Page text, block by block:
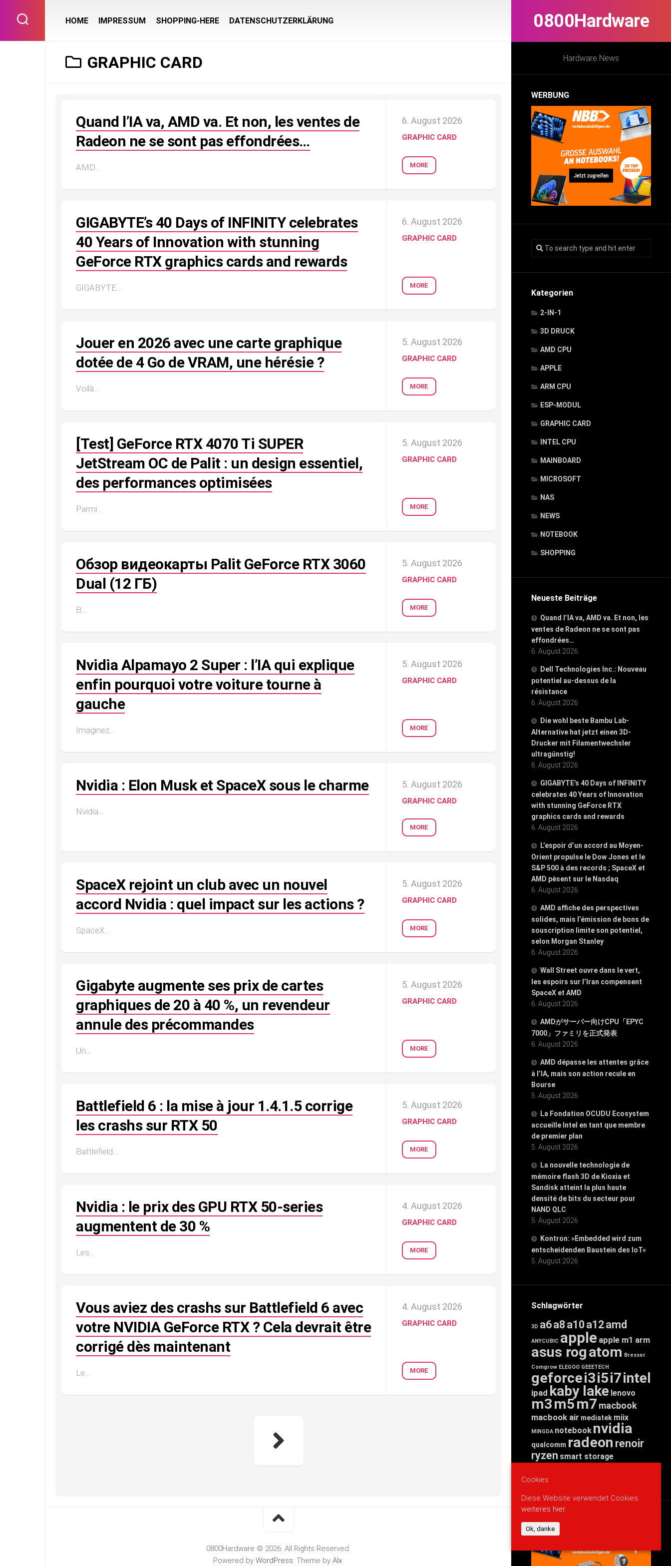
content
0800Hardware
Hardware News
WERBUNG
Kategorien
2-IN-1
3D DRUCK
AMD CPU
APPLE
ARM CPU
ESP-MODUL
GRAPHIC CARD
INTEL CPU
MAINBOARD
MICROSOFT
NAS
NEWS
NOTEBOOK
SHOPPING
Neueste Beiträge
Quand l’IA va, AMD va. Et non, les
ventes de Radeon ne se sont pas
effondrées…
6. August 2026
Dell Technologies Inc.: Nouveau
potentiel au-dessus de la
résistance
6. August 2026
Die wohl beste Bambu Lab-
Alternative hat jetzt einen 3D-
Drucker mit Filamentwechsler
ultragünstig!
6. August 2026
GIGABYTE’s 40 Days of INFINITY
celebrates 40 Years of Innovation
with stunning GeForce RTX
graphics cards and rewards
6. August 2026
L’espoir d’un accord au Moyen-
Orient propulse le Dow Jones et le
S&P 500 à des records ; SpaceX et
AMD pèsent sur le Nasdaq
6. August 2026
AMD affiche des perspectives
solides, mais l’émission de bons de
souscription limite son potentiel,
selon Morgan Stanley
6. August 2026
Wall Street ouvre dans le vert,
les espoirs sur l’Iran compensent
SpaceX et AMD
6. August 2026
AMDがサーバー向けCPU「EPYC
7000」ファミリを正式発表
6. August 2026
AMD dépasse les attentes grâce
à l’IA, mais son action recule en
Bourse
5. August 2026
La Fondation OCUDU Ecosystem
accueille Intel en tant que membre
de premier plan
5. August 2026
La nouvelle technologie de
mémoire flash 3D de Kioxia et
Sandisk atteint la plus haute
densité de bits du secteur pour
NAND QLC
5. August 2026
Kontron: »Embedded wird zum
entscheidenden Baustein des IoT«
5. August 2026
Schlagwörter
3D a6a8 a10 a12amd
ANYCUBIC apple apple m1 arm
asus rogatom Bresser
Comgrow ELEGOO GEEETECH
geforcei3i5i7intel
ipad kaby lake lenovo
m3m5m7 macbook
macbook air mediatek miix
MINGDA notebook nvidia
qualcomm radeon renoir
ryzen smart storage
threadripper
WERBUNG
HOME IMPRESSUM SHOPPING-HERE DATENSCHUTZERKLÄRUNG
GRAPHIC CARD
Quand l’IA va, AMD va. Et non, les ventes de
Radeon ne se sont pas effondrées…
AMD...
6. August 2026
GRAPHIC CARD
MORE
GIGABYTE’s 40 Days of INFINITY celebrates
40 Years of Innovation with stunning
GeForce RTX graphics cards and rewards
GIGABYTE...
6. August 2026
GRAPHIC CARD
MORE
Jouer en 2026 avec une carte graphique
dotée de 4 Go de VRAM, une hérésie ?
Voilà...
5. August 2026
GRAPHIC CARD
MORE
[Test] GeForce RTX 4070 Ti SUPER
JetStream OC de Palit : un design essentiel,
des performances optimisées
Parmi...
5. August 2026
GRAPHIC CARD
MORE
Обзор видеокарты Palit GeForce RTX 3060
Dual (12 ГБ)
В...
5. August 2026
GRAPHIC CARD
MORE
Nvidia Alpamayo 2 Super : l’IA qui explique
enfin pourquoi votre voiture tourne à
gauche
Imaginez...
5. August 2026
GRAPHIC CARD
MORE
Nvidia : Elon Musk et SpaceX sous le charme
Nvidia...
5. August 2026
GRAPHIC CARD
MORE
SpaceX rejoint un club avec un nouvel
accord Nvidia : quel impact sur les actions ?
SpaceX...
5. August 2026
GRAPHIC CARD
MORE
Gigabyte augmente ses prix de cartes
graphiques de 20 à 40 %, un revendeur
annule des précommandes
Un...
5. August 2026
GRAPHIC CARD
MORE
Battlefield 6 : la mise à jour 1.4.1.5 corrige
les crashs sur RTX 50
Battlefield...
5. August 2026
GRAPHIC CARD
MORE
Nvidia : le prix des GPU RTX 50-series
augmentent de 30 %
Les...
4. August 2026
GRAPHIC CARD
MORE
Vous aviez des crashs sur Battlefield 6 avec
votre NVIDIA GeForce RTX ? Cela devrait être
corrigé dès maintenant
Le...
4. August 2026
GRAPHIC CARD
MORE
0800Hardware © 2026. All Rights Reserved.
Powered by WordPress. Theme by Alx.
Cookies
Diese Website verwendet Cookies:
weiteres hier.
Ok, danke